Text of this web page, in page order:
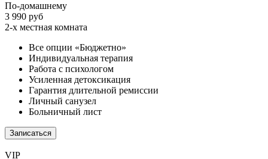
По-домашнему
3 990 руб
2-х местная комната
Все опции «Бюджетно»
Индивидуальная терапия
Работа с психологом
Усиленная детоксикация
Гарантия длительной ремиссии
Личный санузел
Больничный лист
Записаться
VIP